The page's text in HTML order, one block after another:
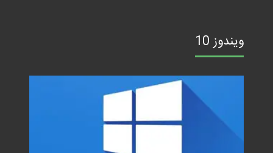
ویندوز 10